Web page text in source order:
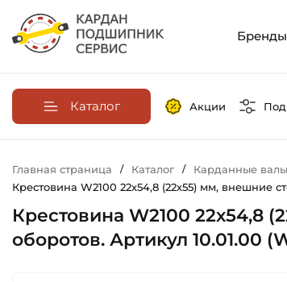
Бренды
Каталог Акции
Главная страница / Каталог / Карданные
Крестовина W2100 22х54,8 (22х55) мм, внешние
Крестовина W2100 22х54,8
оборотов. Артикул 10.01.00